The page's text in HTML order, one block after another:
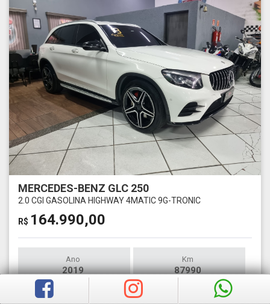
MERCEDES-BENZ GLC 250
2.0 CGI GASOLINA HIGHWAY 4MATIC 9G-TRONIC
R$ 164.990,00
Ano
2019
Km
87990